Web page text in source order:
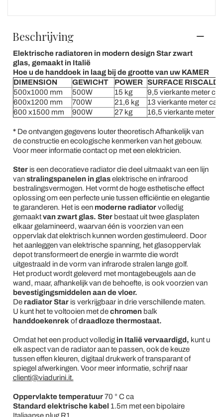
Beschrijving
Elektrische radiatoren in modern design Star zwart
glas, gemaakt in Italië
Hoe u de handdoek in laag bij de grootte van uw KAMER
DIMENSION
GEWICHT POWER SURFACE
500x1000 mm
500W 15 kg
9,5 vierkante meter ca
600x1200 mm
700W 21,6 kg
13 vierkante meter ca
600 x1500 mm
900W 27 kg 16,5 vierkante meter ca
*De ontvangen gegevens louter theoretisch Afhankelijk van
de constructie en ecologische kenmerken van het gebouw.
Voor meer informatie contact op met een elektricien.
Steris een decoratieve radiator die deel uitmaakt van een lijn
vanstralingspanelen in glaselektrische en infrarood
bestralingsvermogen. Het vormt de hoge esthetische effect
oplossing om een ​​perfecte unie tussen efficiëntie en elegantie
te garanderen. Het is een moderne radiatorvolledig
gemaaktvan zwart glas. Sterbestaat uit twee glasplaten
elkaar gelamineerd, waarvan één is voorzien van een
oppervlak dat elektrisch kunnen worden gestimuleerd. Door
het aanleggen van elektrische spanning, het glasoppervlak
depot transformeert de energie in warmte die wordt
uitgestraald in de vorm van infrarode stralen lange golf.
Het product wordt geleverd met montagebeugels aan de
wand, maar, afhankelijk van de behoefte, is ook voorzien van
bevestigingsmiddelen aan de vloer.
De radiator Staris verkrijgbaar in drie verschillende maten.
U kunt het te voltooien met dechromen balk
handdoekenrek ofdraadloze thermostaat.
Omdat het een product volledig in Italië vervaardigd, kunt u
elk aspect van de radiator aan te passen, ook de keuze
tussen effen kleuren, digitaal drukwerk of transparant of
spiegel afwerkingen. Voor meer informatie, schrijf naar
clienti@viadurini.it.
Oppervlakte temperatuur70 ° C ca
Standard elektrische kabel 1.5m met een bipolaire